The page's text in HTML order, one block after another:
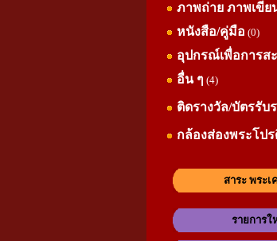
ภาพถ่าย ภาพเขีย
หนังสือ/คู่มือ (0)
อุปกรณ์เพื่อการส
อื่น ๆ (4)
ติดรางวัล/บัตรรับ
กล้องส่องพระโปร
สาระ พระ
รายการใ